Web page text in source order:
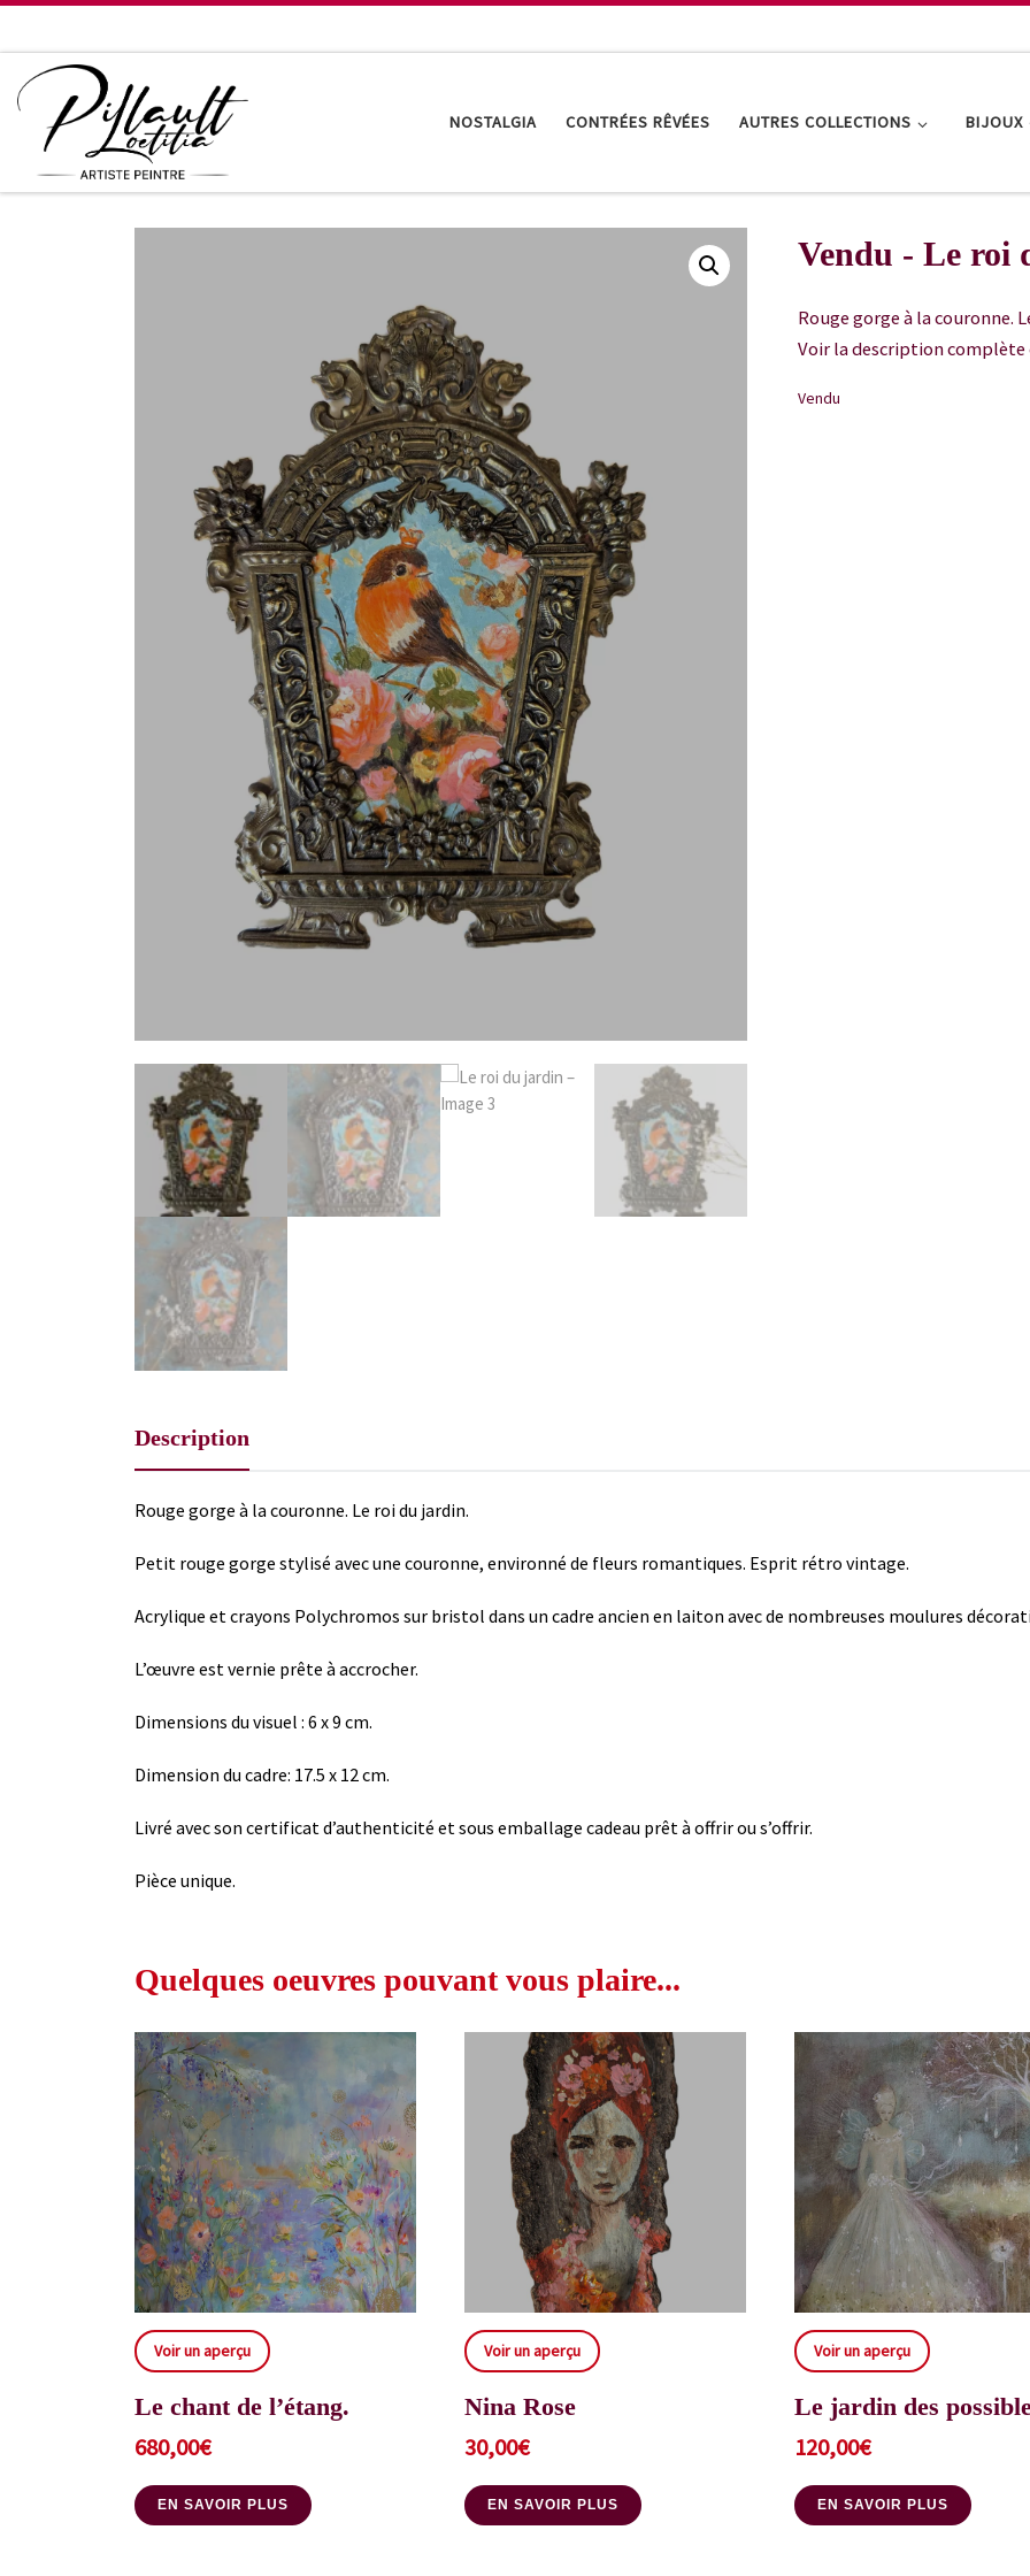
NOSTALGIA CONTRÉES RÊVÉES AUTRES COLLECTIONS BIJOUX
Vendu - Le roi
Rouge gorge à la couronne.
Voir la description complète
Vendu
Description
Rouge gorge à la couronne. Le roi du jardin.
Petit rouge gorge stylisé avec une couronne, environné de fleurs romantiques. Esprit rétro vintage.
Acrylique et crayons Polychromos sur bristol dans un cadre ancien en laiton avec de nombreuses moulures
L’œuvre est vernie prête à accrocher.
Dimensions du visuel : 6 x 9 cm.
Dimension du cadre: 17.5 x 12 cm.
Livré avec son certificat d’authenticité et sous emballage cadeau prêt à offrir ou s’offrir.
Pièce unique.
Quelques oeuvres pouvant vous plaire...
Voir un aperçu
Le chant de l’étang.
680,00€
EN SAVOIR PLUS
Voir un aperçu
Nina Rose
30,00€
EN SAVOIR PLUS
Voir un aperçu
Le jardin des
120,00€
EN SAVOIR PLUS